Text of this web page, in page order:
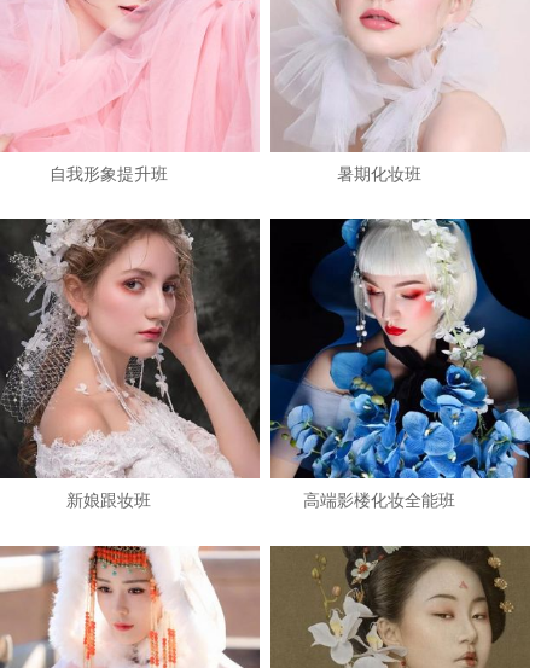
自我形象提升班 暑期化妆班
新娘跟妆班 高端影楼化妆全能班